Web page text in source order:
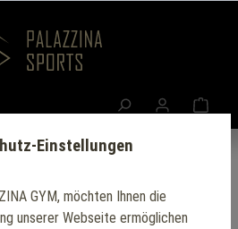
Einstellungen
GYM, möchten Ihnen die
unserer Webseite ermöglichen